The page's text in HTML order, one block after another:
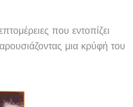
που εντοπίζει
μια κρύφή του